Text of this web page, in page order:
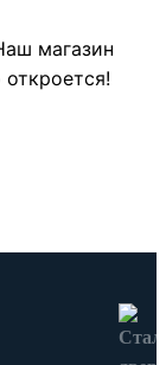
магазин